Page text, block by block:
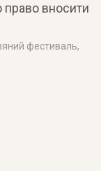
право вносити
фестиваль,